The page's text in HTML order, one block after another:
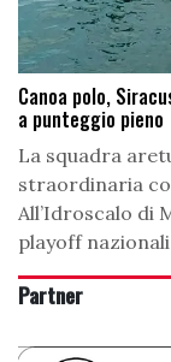
Canoa polo,
a punteggio pieno
La squadra
straordinaria
All’Idroscalo di
playoff nazionali
Partner